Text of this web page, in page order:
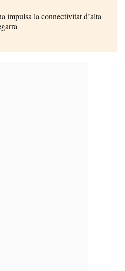
impulsa la connectivitat d’alta